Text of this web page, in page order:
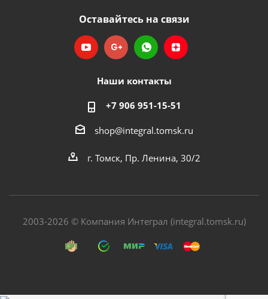
Оставайтесь на связи
Наши контакты
+7 906 951-15-51
shop@integral.tomsk.ru
г. Томск, Пр. Ленина, 30/2
2003-2026 © Компания Интеграл (integral.tomsk.ru)